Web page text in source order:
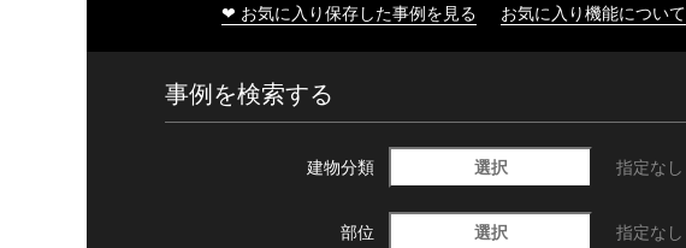
❤ お気に入り保存した事例を見る お気に入り機能について
事例を検索する
建物分類 選択 指定なし
部位 選択 指定なし